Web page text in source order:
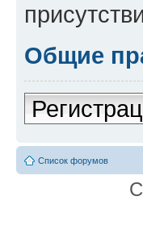
Общие
Список форумов